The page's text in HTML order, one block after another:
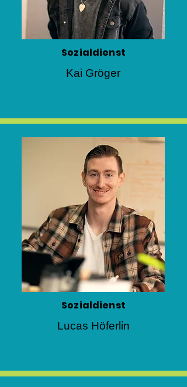
Sozialdienst
Kai Gröger
Sozialdienst
Lucas Höferlin